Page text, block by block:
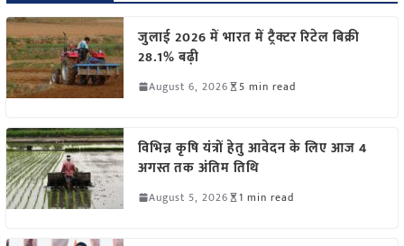
जुलाई 2026 में भारत में ट्रैक्टर रिटेल बिक्री
28.1% बढ़ी
August 6, 2026 5 min read
विभिन्न कृषि यंत्रों हेतु आवेदन के लिए आज 4
अगस्त तक अंतिम तिथि
August 5, 2026 1 min read